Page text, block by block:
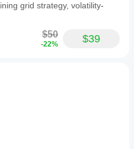
grid strategy, volatility-
$50
-22% $39